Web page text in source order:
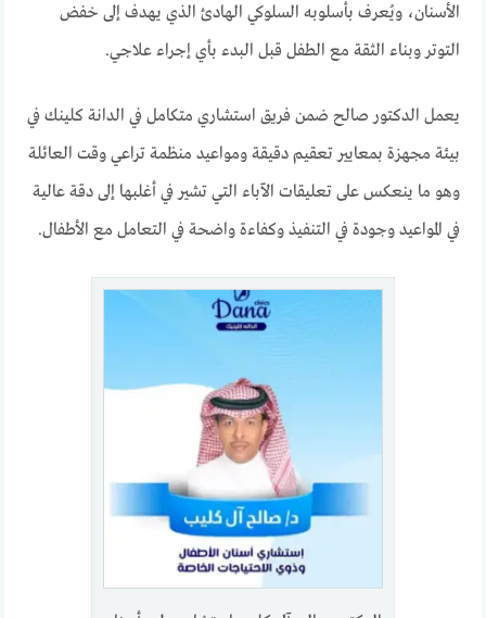
الأسنان، ويُعرف بأسلوبه السلوكي الهادئ الذي يهدف إلى خفض
التوتر وبناء الثقة مع الطفل قبل البدء بأي إجراء علاجي.
يعمل الدكتور صالح ضمن فريق استشاري متكامل في الدانة كلينك في
بيئة مجهزة بمعايير تعقيم دقيقة ومواعيد منظمة تراعي وقت العائلة
وهو ما ينعكس على تعليقات الآباء التي تشير في أغلبها إلى دقة عالية
في المواعيد وجودة في التنفيذ وكفاءة واضحة في التعامل مع الأطفال.